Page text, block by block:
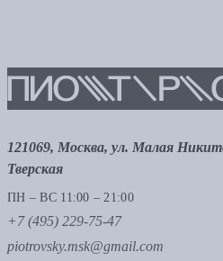
121069, Москва, ул. Малая
Тверская
ПН – ВС 11:00 – 21:00
+7 (495) 229-75-47
piotrovsky.msk@gmail.com